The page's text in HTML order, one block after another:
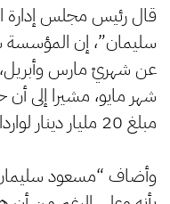
قال رئيس مجلس إدارة
سليمان”، إن
عن شهريْ مارس
شهر مايو، مشيرا إلى
مبلغ 20 مليار دينار لواردات الوقود هذا العام.
وأضاف “مسعود